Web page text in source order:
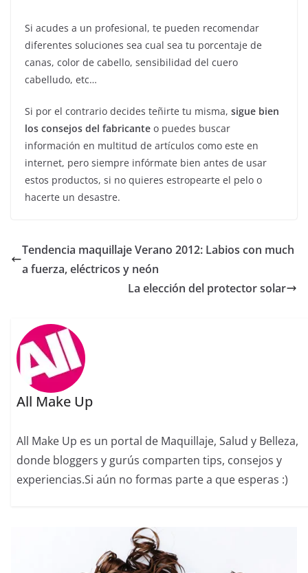
Si acudes a un profesional, te pueden recomendar
diferentes soluciones sea cual sea tu porcentaje de
canas, color de cabello, sensibilidad del cuero
cabelludo, etc…
Si por el contrario decides teñirte tu misma, sigue bien
los consejos del fabricante o puedes buscar
información en multitud de artículos como este en
internet, pero siempre infórmate bien antes de usar
estos productos, si no quieres estropearte el pelo o
hacerte un desastre.
Tendencia maquillaje Verano 2012: Labios con much
a fuerza, eléctricos y neón
La elección del protector solar
All Make Up
All Make Up es un portal de Maquillaje, Salud y Belleza,
donde bloggers y gurús comparten tips, consejos y
experiencias.Si aún no formas parte a que esperas :)